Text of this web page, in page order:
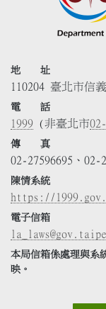
地 址
110204 臺北市信
電 話
1999 (非臺北市
傳 真
02-27596695、02-
陳情系統
https://
電子信箱
本局信箱係處理與系
映。